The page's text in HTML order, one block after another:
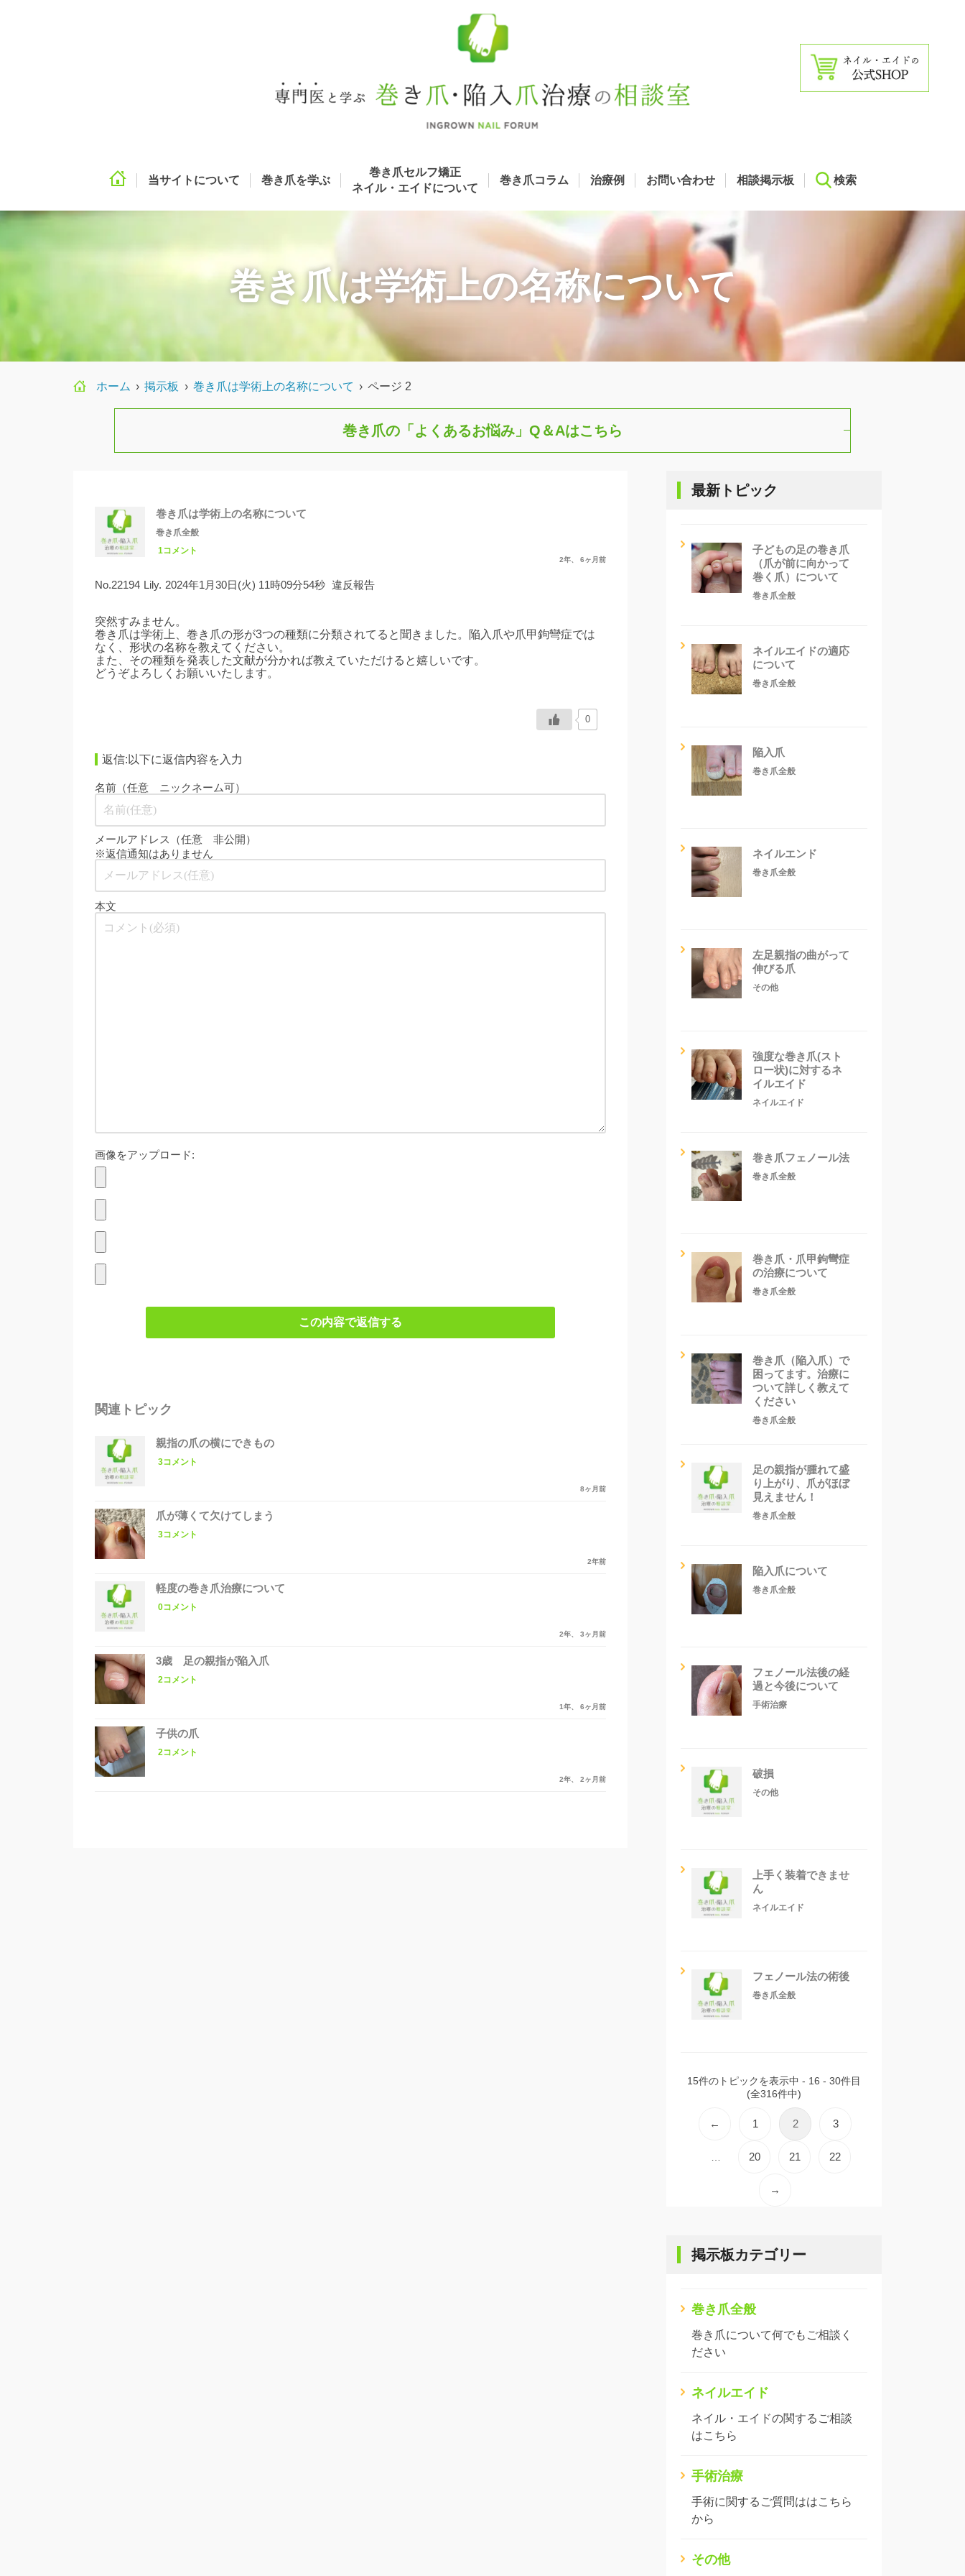
当サイトについて 巻き爪を学ぶ
巻き爪セルフ矯正
ネイル・エイドについて
巻き爪コラム 治療例 お問い合わせ 相談掲示板 検索
巻き爪は学術上の名称について
ホーム › › 巻き爪は学術上の名称について › ページ 2
巻き爪の「よくあるお悩み」 Q＆Aはこちら
巻き爪は学術上の名称について
巻き爪全般
1コメント
2年、 6ヶ月前
No.22194 Lily. 2024年1月30日(火) 11時09分54秒 違反報告
突然すみません。
巻き爪は学術上、巻き爪の形が3つの種類に分類されてると聞きました。陥入爪や爪甲鉤彎症では
なく、形状の名称を教えてください。
また、その種類を発表した文献が分かれば教えていただけると嬉しいです。
どうぞよろしくお願いいたします。
0
返信:以下に返信内容を入力
名前（任意 ニックネーム可）
メールアドレス（任意 非公開）
※返信通知はありません
本文
画像をアップロード:
この内容で返信する
関連トピック
親指の爪の横にできもの
3コメント
8ヶ月前
爪が薄くて欠けてしまう
3コメント
2年前
軽度の巻き爪治療について
0コメント
2年、 3ヶ月前
3歳 足の親指が陥入爪
2コメント
1年、 6ヶ月前
子供の爪
2コメント
2年、 2ヶ月前
最新トピック
子どもの足の巻き爪
（爪が前に向かって
巻く爪）について
巻き爪全般
ネイルエイドの適応
について
巻き爪全般
陥入爪
巻き爪全般
ネイルエンド
巻き爪全般
左足親指の曲がって
伸びる爪
その他
強度な巻き爪(スト
ロー状)に対するネ
イルエイド
ネイルエイド
巻き爪フェノール法
巻き爪全般
巻き爪・爪甲鉤彎症
の治療について
巻き爪全般
巻き爪（陥入爪）で
困ってます。治療に
ついて詳しく教えて
ください
巻き爪全般
足の親指が腫れて盛
り上がり、爪がほぼ
見えません！
巻き爪全般
陥入爪について
巻き爪全般
フェノール法後の経
過と今後について
手術治療
破損
その他
上手く装着できませ
ん
ネイルエイド
フェノール法の術後
巻き爪全般
15件のトピックを表示中 - 16 - 30件目
(全316件中)
← 1 2 3
20 21 22
→
掲示板カテゴリー
巻き爪全般
巻き爪について何でもご相談く
ださい
ネイルエイド
ネイル・エイドの関するご相談
はこちら
手術治療
手術に関するご質問ははこちら
から
その他